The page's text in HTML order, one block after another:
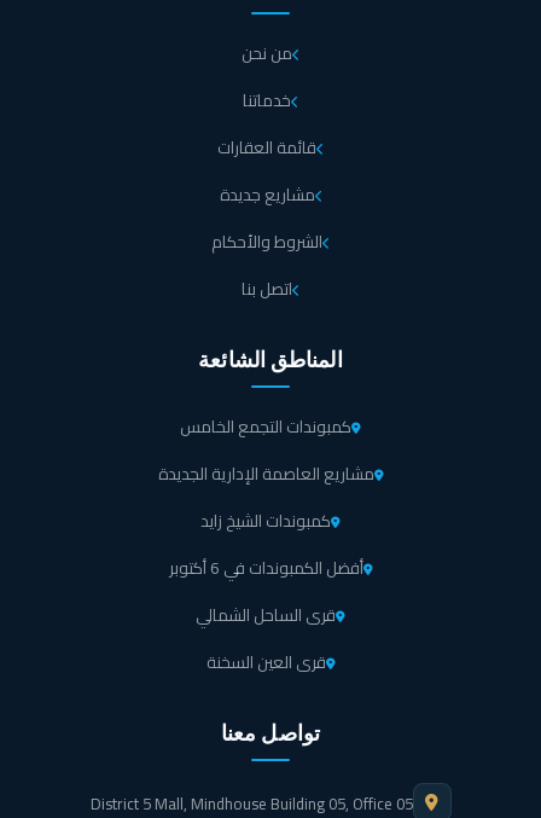
من نحن
خدماتنا
قائمة العقارات
مشاريع جديدة
الشروط والأحكام
اتصل بنا
المناطق الشائعة
كمبوندات التجمع الخامس
مشاريع العاصمة الإدارية الجديدة
كمبوندات الشيخ زايد
أفضل الكمبوندات في 6 أكتوبر
قرى الساحل الشمالي
قرى العين السخنة
تواصل معنا
District 5 Mall, Mindhouse Building 05, Office 05